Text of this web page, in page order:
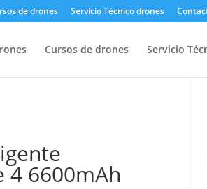
de drones Servicio Técnico drones
Cursos de drones Servicio
4 6600mAh